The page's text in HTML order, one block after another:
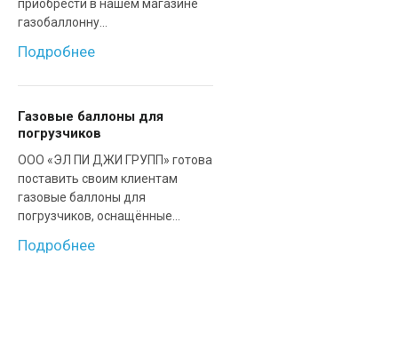
приобрести в нашем магазине
газобаллонну...
Подробнее
Газовые баллоны для
погрузчиков
ООО «ЭЛ ПИ ДЖИ ГРУПП» готова
поставить своим клиентам
газовые баллоны для
погрузчиков, оснащённые...
Подробнее